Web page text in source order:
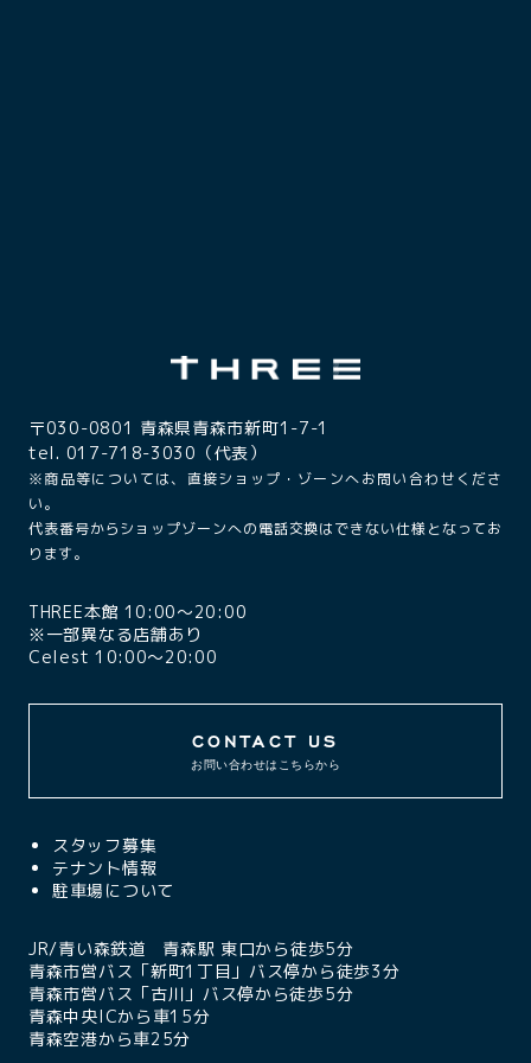
〒030-0801 青森県青森市新町1-7-1
tel. 017-718-3030（代表）
※商品等については、直接ショップ・ゾーンへお問い合わせくださ
い。
代表番号からショップゾーンへの電話交換はできない仕様となってお
ります。
THREE本館 10:00〜20:00
※一部異なる店舗あり
Celest 10:00〜20:00
CONTACT US
お問い合わせはこちらから
スタッフ募集
テナント情報
駐車場について
JR/青い森鉄道 青森駅 東口から徒歩5分
青森市営バス「新町1丁目」バス停から徒歩3分
青森市営バス「古川」バス停から徒歩5分
青森中央ICから車15分
青森空港から車25分